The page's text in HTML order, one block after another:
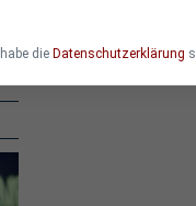
habe die Datenschutzerklärung